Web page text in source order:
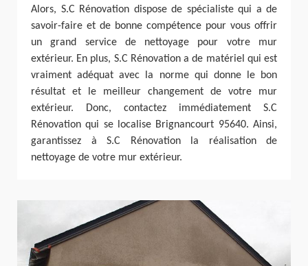
Alors, S.C Rénovation dispose de spécialiste qui a de
savoir-faire et de bonne compétence pour vous offrir
un grand service de nettoyage pour votre mur
extérieur. En plus, S.C Rénovation a de matériel qui est
vraiment adéquat avec la norme qui donne le bon
résultat et le meilleur changement de votre mur
extérieur. Donc, contactez immédiatement S.C
Rénovation qui se localise Brignancourt 95640. Ainsi,
garantissez à S.C Rénovation la réalisation de
nettoyage de votre mur extérieur.